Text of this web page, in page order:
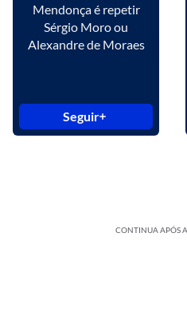
Mendonça é repetir
Sérgio Moro ou
Alexandre de Moraes
Seguir
CONTINUA APÓS